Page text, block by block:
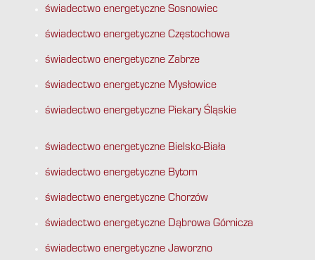
świadectwo energetyczne Sosnowiec
świadectwo energetyczne Częstochowa
świadectwo energetyczne Zabrze
świadectwo energetyczne Mysłowice
świadectwo energetyczne Piekary Śląskie
świadectwo energetyczne Bielsko-Biała
świadectwo energetyczne Bytom
świadectwo energetyczne Chorzów
świadectwo energetyczne Dąbrowa Górnicza
świadectwo energetyczne Jaworzno